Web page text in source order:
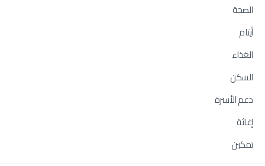
الصحة
أيتام
الغذاء
السكن
دعم الأسرة
إغاثة
تمكين